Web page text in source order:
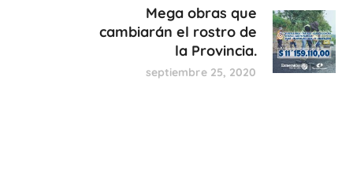
Mega obras que
cambiarán el rostro de
la Provincia.
septiembre 25, 2020